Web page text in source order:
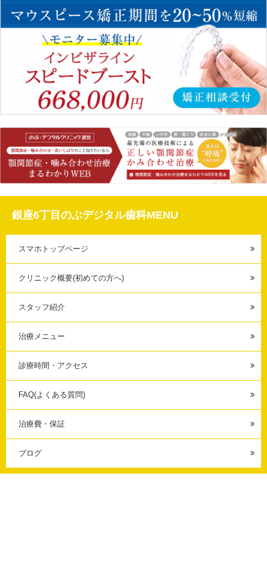
銀座6丁目のぶデジタル歯科MENU
スマホトップページ
クリニック概要(初めての方へ)
スタッフ紹介
治療メニュー
診療時間・アクセス
FAQ(よくある質問)
治療費・保証
ブログ